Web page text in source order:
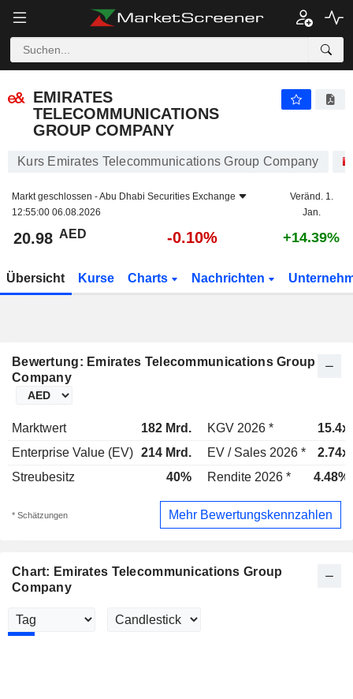
EMIRATES
TELECOMMUNICATIONS
GROUP COMPANY
Kurs Emirates Telecommunications Group Company
Markt geschlossen -Abu Dhabi Securities Exchange
12:55:00 06.08.2026
Veränd. 1.
Jan.
20.98 AED -0.10% +14.39%
Übersicht Kurse Charts Nachrichten
Bewertung: Emirates Telecommunications Group
Company
Marktwert 182 Mrd. KGV 2026 *
15.4x
Enterprise Value (EV) 214 Mrd. EV / Sales 2026 *
2.74x
Streubesitz
40% Rendite 2026 * 4.48%
* Schätzungen Mehr Bewertungskennzahlen
Chart: Emirates Telecommunications Group
Company